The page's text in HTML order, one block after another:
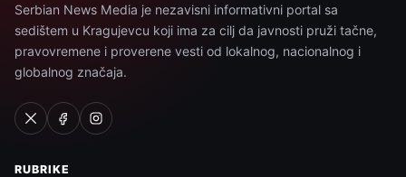
Serbian News Media je nezavisni informativni portal sa
sedištem u Kragujevcu koji ima za cilj da javnosti pruži tačne,
pravovremene i proverene vesti od lokalnog, nacionalnog i
globalnog značaja.
RUBRIKE